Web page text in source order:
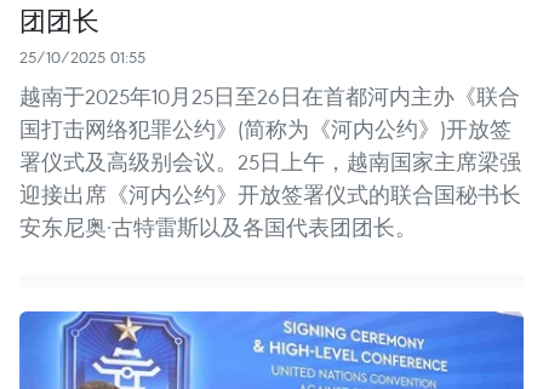
团团长
25/10/2025 01:55
越南于2025年10月25日至26日在首都河内主办《联合
国打击网络犯罪公约》(简称为《河内公约》)开放签
署仪式及高级别会议。25日上午，越南国家主席梁强
迎接出席《河内公约》开放签署仪式的联合国秘书长
安东尼奥·古特雷斯以及各国代表团团长。